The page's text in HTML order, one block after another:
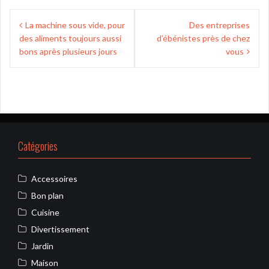
Navigation
de
l’article
La machine sous vide, pour
des aliments toujours aussi
bons après plusieurs jours
Des entreprises
d’ébénistes près de chez
vous
Catégories
Accessoires
Bon plan
Cuisine
Divertissement
Jardin
Maison